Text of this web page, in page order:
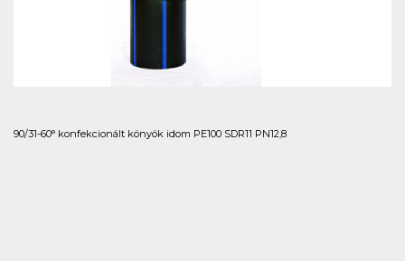
90/31-60° konfekcionált könyök idom PE100 SDR11 PN12,8